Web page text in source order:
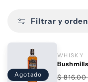
l
l
Filtrar y
Agotado
WHISKY
Precio
$